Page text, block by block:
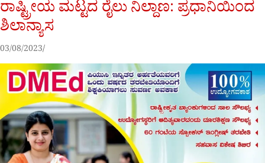
ರಾಷ್ಟ್ರೀಯ ಮಟ್ಟದ ರೈಲು ನಿಲ್ದಾಣ: ಪ್ರಧಾನಿಯಿಂದ
ಶಿಲಾನ್ಯಾಸ
03/08/2023